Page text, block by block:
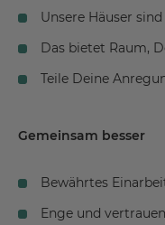
Unsere Häuser
Das bietet Raum,
Teile Deine
Gemeinsam besser
Bewährtes
Enge und